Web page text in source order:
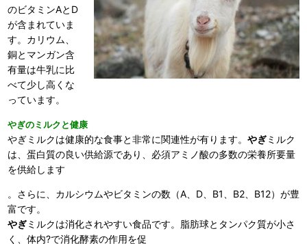
のビタミンAとD
が含まれていま
す。カリウム、
銅とマンガン含
有量は牛乳に比
べて少し高くな
っています。
やぎのミルクと健康
やぎミルクは健康的な食事と非常に関連性が有ります。 やぎミルク
は、蛋白質の良い供給源であり、必須アミノ酸の多数の栄養所要量
を供給します
。さらに、カルシウムやビタミンの数（A、D、B1、B2、B12）が豊
富です。
やぎミルクは消化されやすい食品です。脂肪球とタンパク質が小さ
く、体内?で消化酵素の作用を促